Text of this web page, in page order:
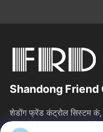
Shandong Friend
शेडोंग फ्रेंड कंट्रोल सिस्टम कं,
इंस्ट्रूमेंटेशन आर एंड डी,